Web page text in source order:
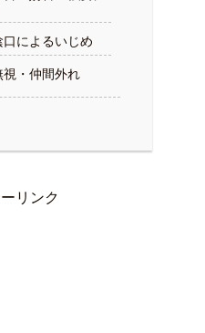
によるいじめ
・仲間外れ
リンク